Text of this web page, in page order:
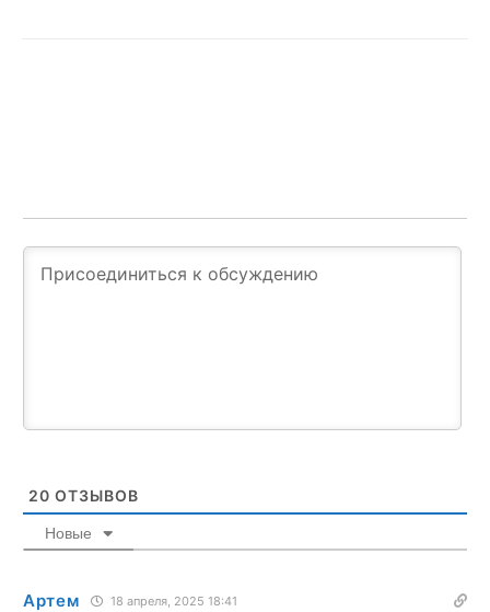
20 ОТЗЫВОВ
Новые
Артем 18 апреля, 2025 18:41